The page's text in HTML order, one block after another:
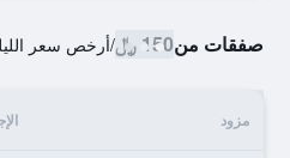
صفقات من150 ﷼ /أرخص سعر
مزود